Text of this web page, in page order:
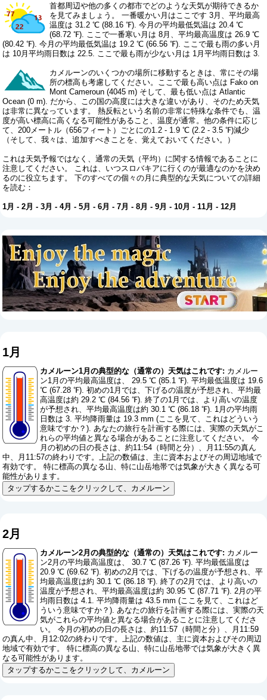
首都周辺や他の多くの都市でどのような天気が期待できるか
を見てみましょう。 一番暖かい月はここです 3月、平均最高
温度は 31.2 ℃ (88.16 ℉). 今月の平均最低気温は 20.4 ℃
(68.72 ℉). ここで一番寒い月は 8月、平均最高温度は 26.9 ℃
(80.42 ℉). 今月の平均最低気温は 19.2 ℃ (66.56 ℉). ここで最も雨の多い月
は 10月平均雨日数は 22.5. ここで最も雨が少ない月は 1月平均雨日数は 3.
カメルーンのいくつかの場所に移動するときは、常にその場
所の標高も考慮してください。ここで最も高い点は Fako on
Mont Cameroun (4045 m) そして、最も低い点は Atlantic
Ocean (0 m). だから、この国の高度には大きな違いがあり、そのため天気
は非常に異なっています。 熱反転という名前の非常に特殊な条件でも、温
度が高い標高に高くなる可能性があること、温度が通常。他の条件に応じ
て、200メートル（656フィート）ごとにの1.2 - 1.9 ℃ (2.2 - 3.5 ℉)減少
（そして、我々は、追加すべきことを、覚えておいてください。）
これは天気予報ではなく、通常の天気（平均）に関する情報であることに
注意してください。 これは、いつスロバキアに行くのが最適なのかを決め
るのに役立ちます。 下のすべての個々の月に典型的な天気についての詳細
を読む：
1月 -2月 -3月 -4月 -5月 -6月 -7月 -8月 -9月 -10月 -11月 -12月
1月
カメルーン1月の典型的な（通常の）天気はこれです: カメルー
ン1月の平均最高温度は、 29.5 ℃ (85.1 ℉). 平均最低温度は 19.6
℃ (67.28 ℉). 初めの1月では、下げるの温度が予想され、平均最
高温度は約 29.2 ℃ (84.56 ℉). 終了の1月では、より高いの温度
が予想され、平均最高温度は約 30.1 ℃ (86.18 ℉). 1月の平均雨
日数は 3. 平均降雨量は 19.3 mm (ここを見て、これはどういう
意味ですか？). あなたの旅行を計画する際には、実際の天気がこ
れらの平均値と異なる場合があることに注意してください。 今
月の初めの日の長さは、約11:54（時間と分）、月11:55の真ん
中、月11:57の終わりです。上記の数値は、主に資本およびその周辺地域で
有効です。 特に標高の異なる山、特に山岳地帯では気象が大きく異なる可
能性があります。
タップするかここをクリックして、カメルーン
2月
カメルーン2月の典型的な（通常の）天気はこれです: カメルー
ン2月の平均最高温度は、 30.7 ℃ (87.26 ℉). 平均最低温度は
20.9 ℃ (69.62 ℉). 初めの2月では、下げるの温度が予想され、平
均最高温度は約 30.1 ℃ (86.18 ℉). 終了の2月では、より高いの
温度が予想され、平均最高温度は約 30.95 ℃ (87.71 ℉). 2月の平
均雨日数は 4.1. 平均降雨量は 43.5 mm (ここを見て、これはど
ういう意味ですか？). あなたの旅行を計画する際には、実際の天
気がこれらの平均値と異なる場合があることに注意してくださ
い。 今月の初めの日の長さは、約11:57（時間と分）、月11:59
の真ん中、月12:02の終わりです。上記の数値は、主に資本およびその周辺
地域で有効です。 特に標高の異なる山、特に山岳地帯では気象が大きく異
なる可能性があります。
タップするかここをクリックして、カメルーン